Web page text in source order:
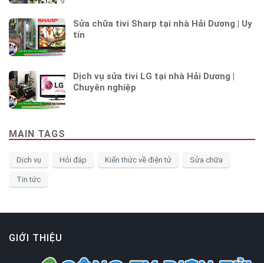
Sửa chữa tivi Sharp tại nhà Hải Dương | Uy
tín
Dịch vụ sửa tivi LG tại nhà Hải Dương |
Chuyên nghiệp
MAIN TAGS
Dịch vụ Hỏi đáp Kiến thức về điện tử Sửa chữa
Tin tức
GIỚI THIỆU